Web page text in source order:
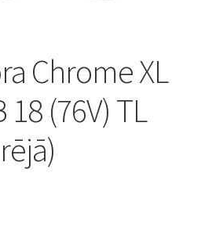
Chrome XL
18 (76V) TL